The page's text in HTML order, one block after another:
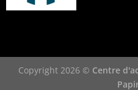
Copyright 2026 © Centre